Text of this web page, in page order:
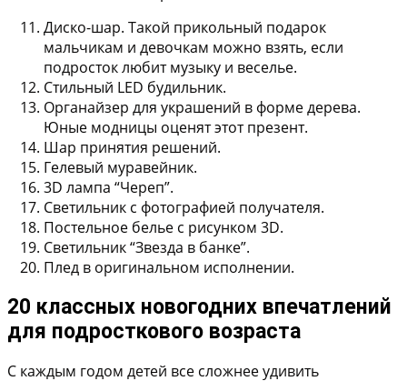
Диско-шар. Такой прикольный подарок
мальчикам и девочкам можно взять, если
подросток любит музыку и веселье.
Стильный LED будильник.
Органайзер для украшений в форме дерева.
Юные модницы оценят этот презент.
Шар принятия решений.
Гелевый муравейник.
3D лампа “Череп”.
Светильник с фотографией получателя.
Постельное белье с рисунком 3D.
Светильник “Звезда в банке”.
Плед в оригинальном исполнении.
20 классных новогодних впечатлений
для подросткового возраста
С каждым годом детей все сложнее удивить